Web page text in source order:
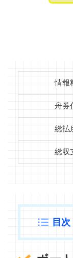
情報
舟券
総払
総収
目次